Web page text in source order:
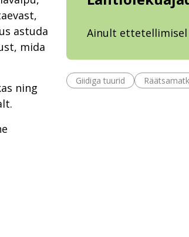
astuda
mida
ning
Ainult ettetellimisel
Giidiga tuurid